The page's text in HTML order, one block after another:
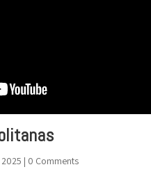
| 0 Comments